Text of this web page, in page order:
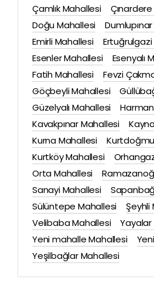
Çamlık Mahallesi
Doğu Mahallesi
Emirli Mahallesi
Esenler Mahallesi
Esenyalı
Fatih Mahallesi
Fevzi
Göçbeyli Mahallesi
Güzelyalı Mahallesi
Kavakpınar Mahallesi
Kurna Mahallesi
Kurtköy Mahallesi
Orta Mahallesi
Sanayi Mahallesi
Sülüntepe Mahallesi
Şeyhli
Velibaba Mahallesi
Yeni mahalle Mahallesi
Yeşilbağlar Mahallesi